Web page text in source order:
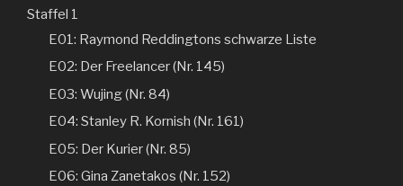
Staffel 1
E01: Raymond Reddingtons schwarze Liste
E02: Der Freelancer (Nr. 145)
E03: Wujing (Nr. 84)
E04: Stanley R. Kornish (Nr. 161)
E05: Der Kurier (Nr. 85)
E06: Gina Zanetakos (Nr. 152)